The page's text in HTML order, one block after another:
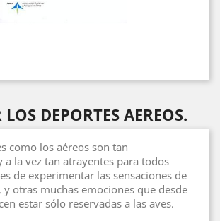
DEPORTES AEREOS.
como los aéreos son tan
a la vez tan atrayentes para todos
de experimentar las sensaciones de
otras muchas emociones que desde
estar sólo reservadas a las aves.